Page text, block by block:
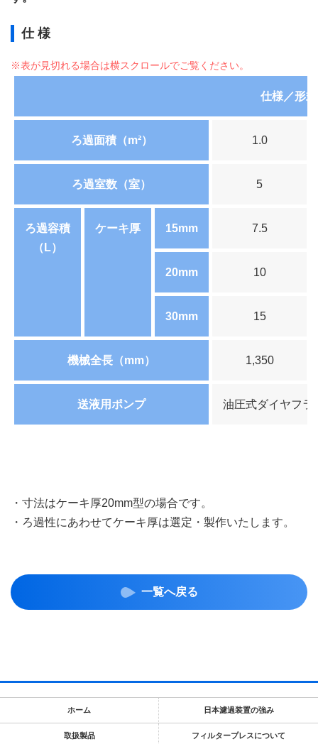
仕 様
仕様／形
ろ過面積（m²） 1.0
ろ過室数（室） 5
ろ過容積
（L）
ケーキ厚 15mm 7.5
20mm 10
30mm 15
機械全長（mm） 1,350
送液用ポンプ 油圧式ダイヤフラ
・寸法はケーキ厚20mm型の場合です。
・ろ過性にあわせてケーキ厚は選定・製作いたします。
一覧へ戻る
ホーム 日本濾過装置の強み
取扱製品 フィルタープレスについて